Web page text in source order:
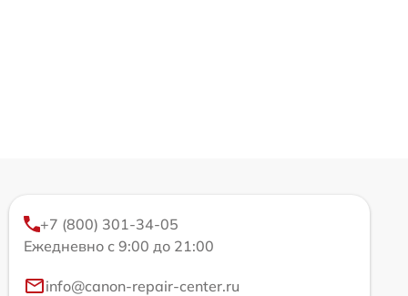
+7 (800) 301-34-05
Ежедневно с 9:00 до 21:00
info@canon-repair-center.ru